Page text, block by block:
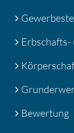
Erbschafts-
Bewertung